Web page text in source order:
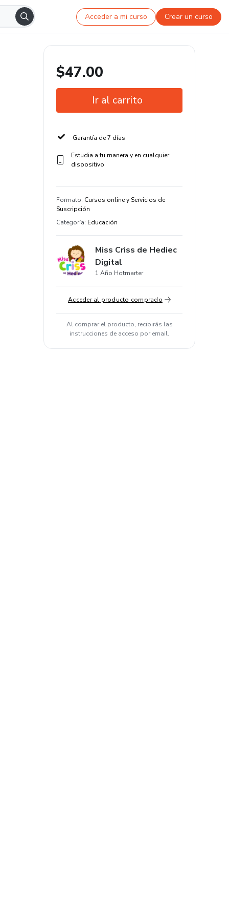
Acceder a mi curso Crear un curso
$47.00
Ir al carrito
Garantía de 7 días
Estudia a tu manera y en cualquier
dispositivo
Formato: Cursos online y Servicios de
Suscripción
Categoría: Educación
Miss Criss de Hediec
Digital
1 Año Hotmarter
Acceder al producto comprado
Al comprar el producto, recibirás las
instrucciones de acceso por email.